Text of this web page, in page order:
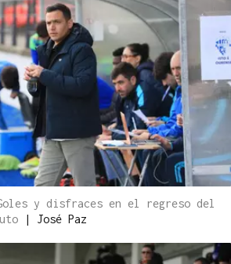
y disfraces en el regreso del
| José Paz